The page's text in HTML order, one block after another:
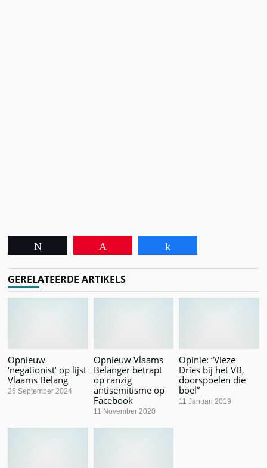
GERELATEERDE ARTIKELS
Opnieuw
‘negationist’ op lijst
Vlaams Belang
26 September 2024
Opnieuw Vlaams
Belanger betrapt
op ranzig
antisemitisme op
Facebook
11 November 2020
Opinie: “Vieze
Dries bij het VB,
doorspoelen die
boel”
11 Januari 2019